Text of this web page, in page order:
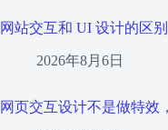
网站交互和 UI 设计的区
2026年8月6日
网页交互设计不是做特效